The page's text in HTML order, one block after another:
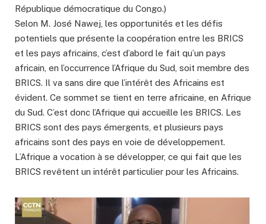
République démocratique du Congo.)
Selon M. José Nawej, les opportunités et les défis
potentiels que présente la coopération entre les BRICS
et les pays africains, c’est d’abord le fait qu’un pays
africain, en l’occurrence l’Afrique du Sud, soit membre des
BRICS. Il va sans dire que l’intérêt des Africains est
évident. Ce sommet se tient en terre africaine, en Afrique
du Sud. C’est donc l’Afrique qui accueille les BRICS. Les
BRICS sont des pays émergents, et plusieurs pays
africains sont des pays en voie de développement.
L’Afrique a vocation à se développer, ce qui fait que les
BRICS revêtent un intérêt particulier pour les Africains.